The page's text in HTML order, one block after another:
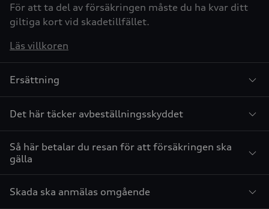
För att ta del av försäkringen måste du ha kvar ditt
giltiga kort vid skadetillfället.
Läs villkoren
Ersättning
Det här täcker avbeställningsskyddet
Så här betalar du resan för att försäkringen ska
gälla
Skada ska anmälas omgående